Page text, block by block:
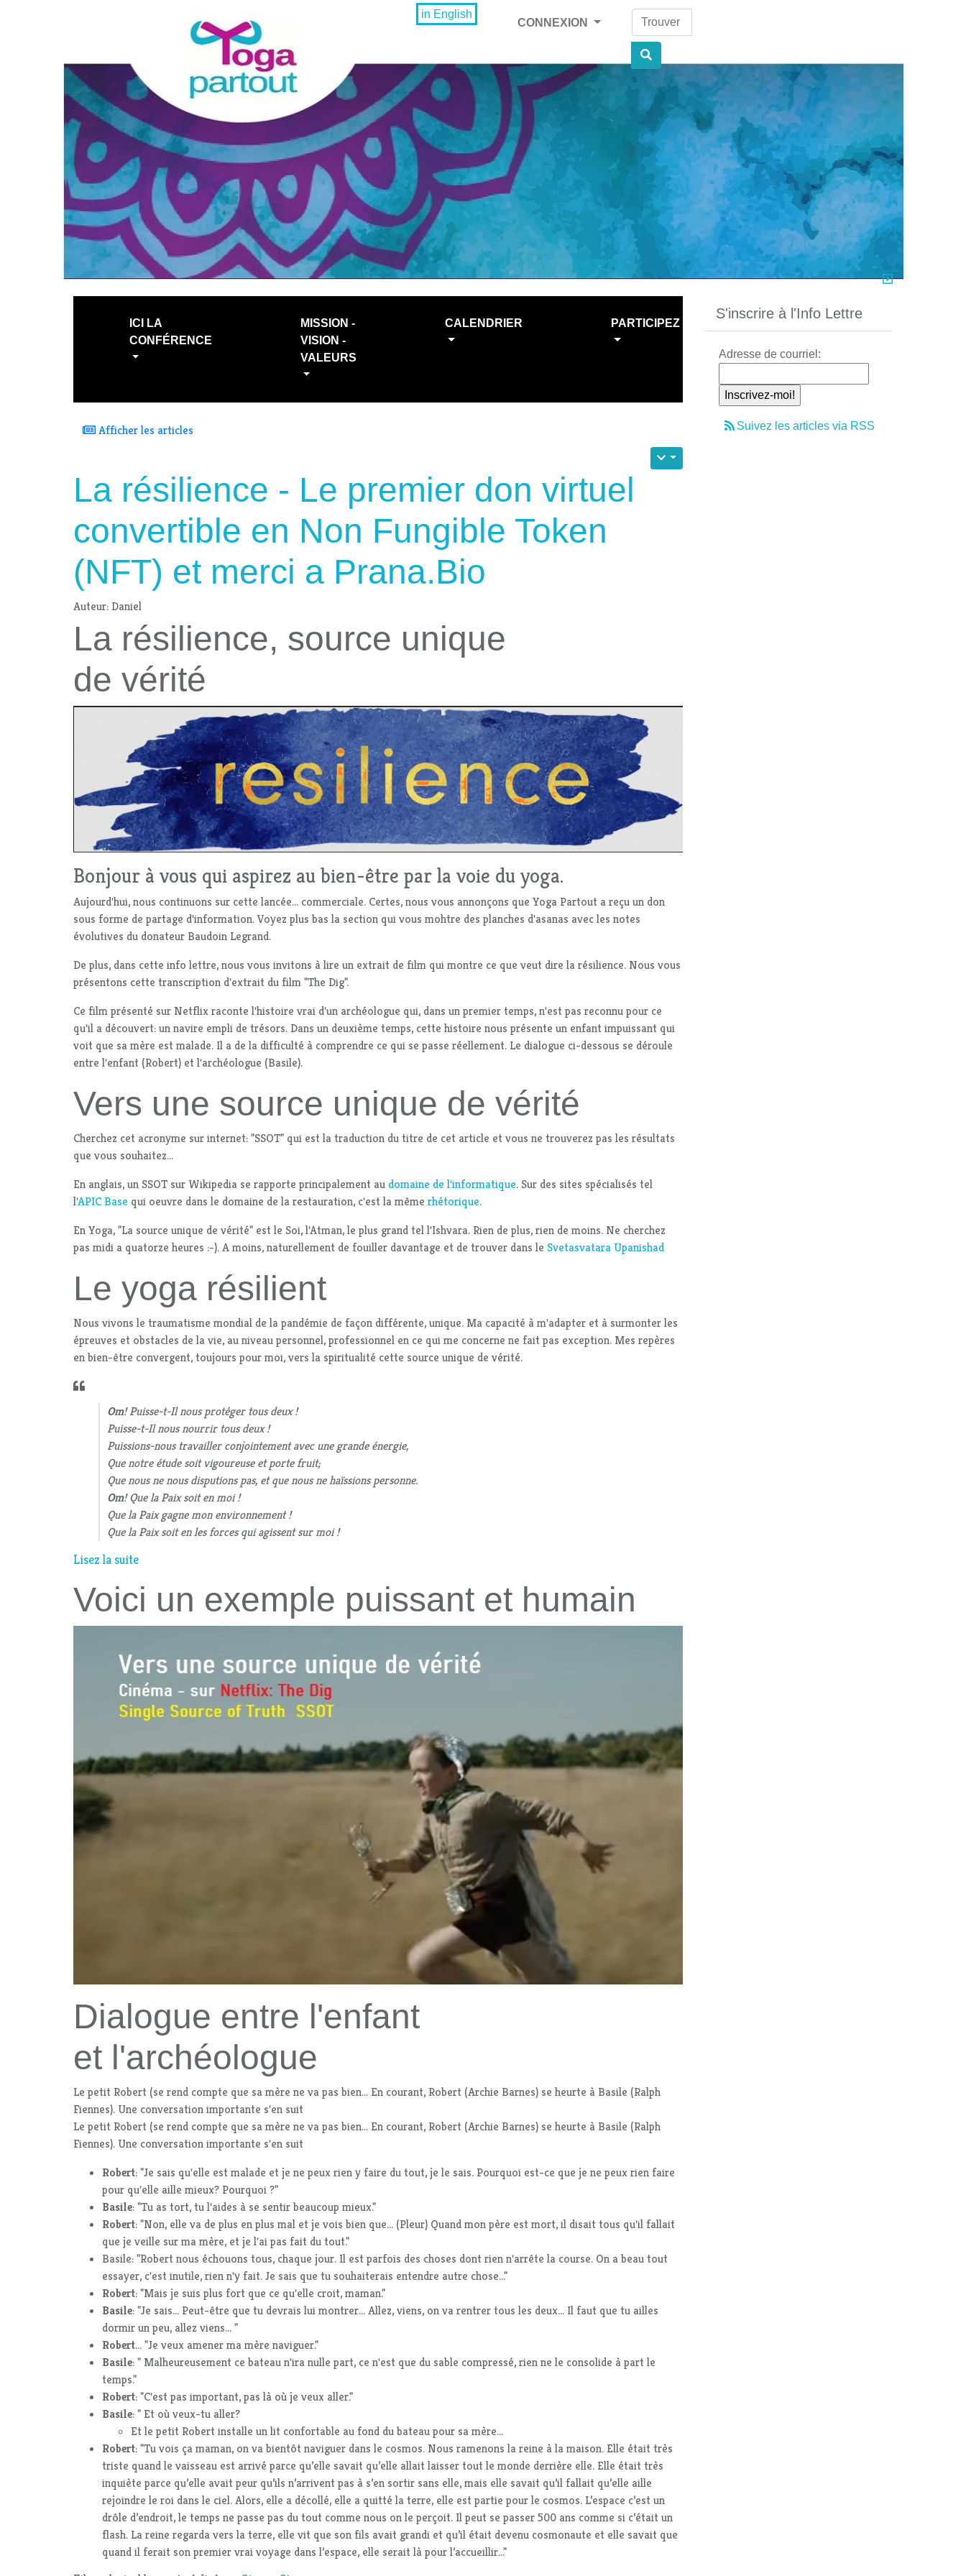
in English
CONNEXION
Find
ICI LA
CONFÉRENCE
MISSION -
VISION -
VALEURS
CALENDRIER PARTICIPEZ
Afficher les articles
La résilience - Le premier don virtuel
convertible en Non Fungible Token
(NFT) et merci a Prana.Bio
Auteur: Daniel
La résilience, source unique
de vérité
Bonjour à vous qui aspirez au bien-être par la voie du yoga.
Aujourd'hui, nous continuons sur cette lancée... commerciale. Certes, nous vous annonçons que Yoga Partout a reçu un don
sous forme de partage d'information. Voyez plus bas la section qui vous mohtre des planches d'asanas avec les notes
évolutives du donateur Baudoin Legrand.
De plus, dans cette info lettre, nous vous invitons à lire un extrait de film qui montre ce que veut dire la résilience. Nous vous
présentons cette transcription d'extrait du film "The Dig".
Ce film présenté sur Netflix raconte l'histoire vrai d'un archéologue qui, dans un premier temps, n'est pas reconnu pour ce
qu'il a découvert: un navire empli de trésors. Dans un deuxième temps, cette histoire nous présente un enfant impuissant qui
voit que sa mère est malade. Il a de la difficulté à comprendre ce qui se passe réellement. Le dialogue ci-dessous se déroule
entre l'enfant (Robert) et l'archéologue (Basile).
Vers une source unique de vérité
Cherchez cet acronyme sur internet: "SSOT" qui est la traduction du titre de cet article et vous ne trouverez pas les résultats
que vous souhaitez...
En anglais, un SSOT sur Wikipedia se rapporte principalement au domaine de l'informatique. Sur des sites spécialisés tel
l'APIC Base qui oeuvre dans le domaine de la restauration, c'est la même rhétorique.
En Yoga, "La source unique de vérité" est le Soi, l'Atman, le plus grand tel l'Ishvara. Rien de plus, rien de moins. Ne cherchez
pas midi a quatorze heures :-). A moins, naturellement de fouiller davantage et de trouver dans le Svetasvatara Upanishad
Le yoga résilient
Nous vivons le traumatisme mondial de la pandémie de façon différente, unique. Ma capacité à m'adapter et à surmonter les
épreuves et obstacles de la vie, au niveau personnel, professionnel en ce qui me concerne ne fait pas exception. Mes repères
en bien-être convergent, toujours pour moi, vers la spiritualité cette source unique de vérité.
Om! Puisse-t-Il nous protéger tous deux !
Puisse-t-Il nous nourrir tous deux !
Puissions-nous travailler conjointement avec une grande énergie,
Que notre étude soit vigoureuse et porte fruit;
Que nous ne nous disputions pas, et que nous ne haïssions personne.
Om! Que la Paix soit en moi !
Que la Paix gagne mon environnement !
Que la Paix soit en les forces qui agissent sur moi !
Lisez la suite
Voici un exemple puissant et humain
Dialogue entre l'enfant
et l'archéologue
Le petit Robert (se rend compte que sa mère ne va pas bien... En courant, Robert (Archie Barnes) se heurte à Basile (Ralph
Fiennes). Une conversation importante s'en suit
Le petit Robert (se rend compte que sa mère ne va pas bien... En courant, Robert (Archie Barnes) se heurte à Basile (Ralph
Fiennes). Une conversation importante s'en suit
Robert: "Je sais qu'elle est malade et je ne peux rien y faire du tout, je le sais. Pourquoi est-ce que je ne peux rien faire
pour qu'elle aille mieux? Pourquoi ?"
Basile: "Tu as tort, tu l'aides à se sentir beaucoup mieux."
Robert: "Non, elle va de plus en plus mal et je vois bien que... (Pleur) Quand mon père est mort, il disait tous qu'il fallait
que je veille sur ma mère, et je l'ai pas fait du tout."
Basile: "Robert nous échouons tous, chaque jour. Il est parfois des choses dont rien n'arrête la course. On a beau tout
essayer, c'est inutile, rien n'y fait. Je sais que tu souhaiterais entendre autre chose..."
Robert: "Mais je suis plus fort que ce qu'elle croit, maman."
Basile: "Je sais... Peut-être que tu devrais lui montrer... Allez, viens, on va rentrer tous les deux... Il faut que tu ailles
dormir un peu, allez viens... "
Robert... "Je veux amener ma mère naviguer."
Basile: " Malheureusement ce bateau n'ira nulle part, ce n'est que du sable compressé, rien ne le consolide à part le
temps."
Robert: "C'est pas important, pas là où je veux aller."
Basile: " Et où veux-tu aller?
Et le petit Robert installe un lit confortable au fond du bateau pour sa mère...
Robert: "Tu vois ça maman, on va bientôt naviguer dans le cosmos. Nous ramenons la reine à la maison. Elle était très
triste quand le vaisseau est arrivé parce qu’elle savait qu’elle allait laisser tout le monde derrière elle. Elle était très
inquiète parce qu’elle avait peur qu’ils n’arrivent pas à s’en sortir sans elle, mais elle savait qu’il fallait qu’elle aille
rejoindre le roi dans le ciel. Alors, elle a décollé, elle a quitté la terre, elle est partie pour le cosmos. L’espace c’est un
drôle d’endroit, le temps ne passe pas du tout comme nous on le perçoit. Il peut se passer 500 ans comme si c’était un
flash. La reine regarda vers la terre, elle vit que son fils avait grandi et qu’il était devenu cosmonaute et elle savait que
quand il ferait son premier vrai voyage dans l’espace, elle serait là pour l’accueillir..."
S'inscrire à l'Info Lettre
Adresse de courriel:
Suivez les articles via RSS